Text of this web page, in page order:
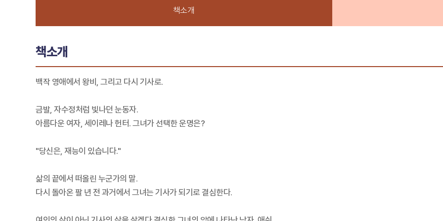
책소개
책소개
백작 영애에서 왕비, 그리고 다시 기사로.
금발, 자수정처럼 빛나던 눈동자.
아름다운 여자, 세이레나 헌터. 그녀가 선택한 운명은?
"당신은, 재능이 있습니다."
삶의 끝에서 떠올린 누군가의 말.
다시 돌아온 팔 년 전 과거에서 그녀는 기사가 되기로 결심한다.